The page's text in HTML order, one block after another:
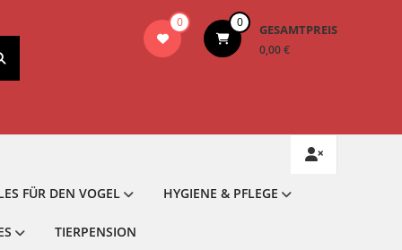
0 0 GESAMTPREIS
0,00 €
FÜR DEN VOGEL HYGIENE & PFLEGE
TIERPENSION